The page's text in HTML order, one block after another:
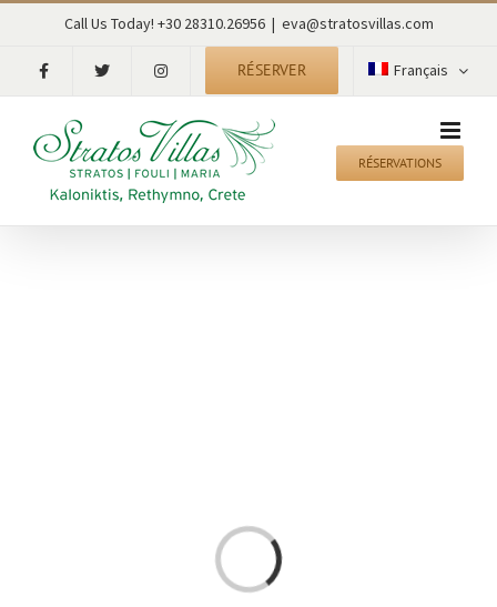
content
Call Us Today! +30 28310.26956 | eva@stratosvillas.com
RÉSERVER Français
RÉSERVATIONS
Loading...